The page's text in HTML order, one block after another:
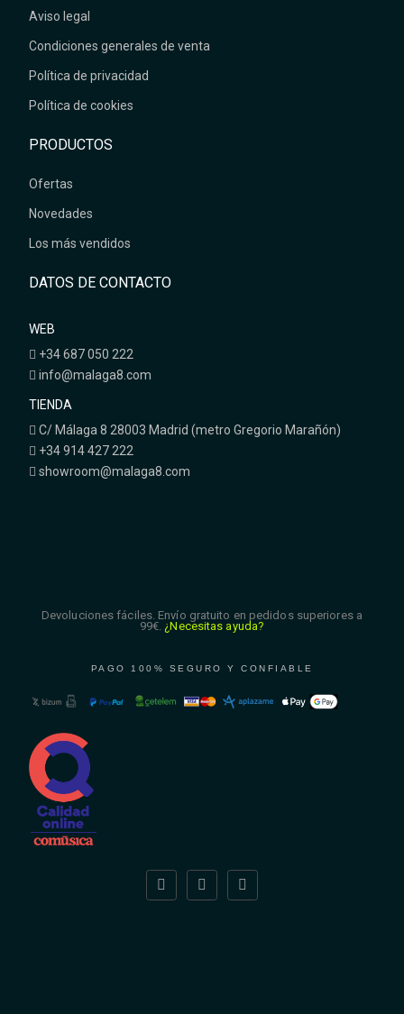
Aviso legal
Condiciones generales de venta
Política de privacidad
Política de cookies
PRODUCTOS
Ofertas
Novedades
Los más vendidos
DATOS DE CONTACTO
WEB
+34 687 050 222
info@malaga8.com
TIENDA
C/ Málaga 8 28003 Madrid (metro Gregorio Marañón)
+34 914 427 222
showroom@malaga8.com
Devoluciones fáciles. Envío gratuito en pedidos superiores a
99€. ¿Necesitas ayuda?
PAGO 100% SEGURO Y CONFIABLE